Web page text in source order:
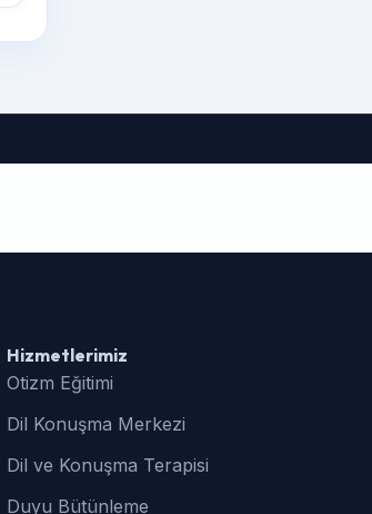
Hizmetlerimiz
Otizm Eğitimi
Dil Konuşma Merkezi
Dil ve Konuşma Terapisi
Duyu Bütünleme